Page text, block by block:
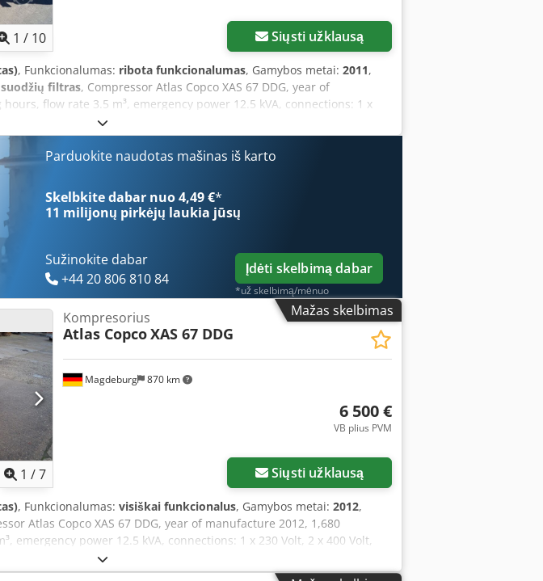
1 / 10 Siųsti užklausą
, Funkcionalumas: ribota funkcionalumas, Gamybos metai: 2011,
suodžių filtras, Compressor Atlas Copco XAS 67 DDG, year of
flow rate 3.5 m³, emergency power 12.5 kVA, connections: 1 x
YA3062566B0165583, registration available, with emergency power
MR. Crsdpfev Rbufex Ak Hsf
Parduokite naudotas mašinas iš karto
Skelbkite dabar nuo 4,49 €*
11 milijonų pirkėjų laukia jūsų
Sužinokite dabar
+44 20 806 810 84
Įdėti skelbimą dabar
*už skelbimą/mėnuo
Mažas skelbimas
1 /7
Magdeburg 870 km
Kompresorius
Atlas CopcoXAS 67 DDG
6 500 €
VB plius PVM
Siųsti užklausą
, Funkcionalumas: visiškai funkcionalus, Gamybos metai: 2012,
Atlas Copco XAS 67 DDG, year of manufacture 2012, 1,680
emergency power 12.5 kVA, connections: 1 x 230 Volt, 2 x 400 Volt,
Dh Tlsfx Ak Hjrf